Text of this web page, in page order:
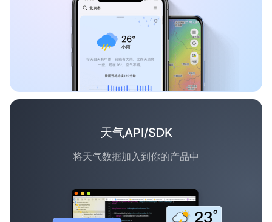
天气API/SDK
将天气数据加入到你的产品中